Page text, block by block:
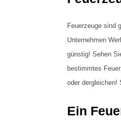
Feuerzeuge sind
Unternehmen
günstig! Sehen
bestimmtes
oder dergleichen!
Ein